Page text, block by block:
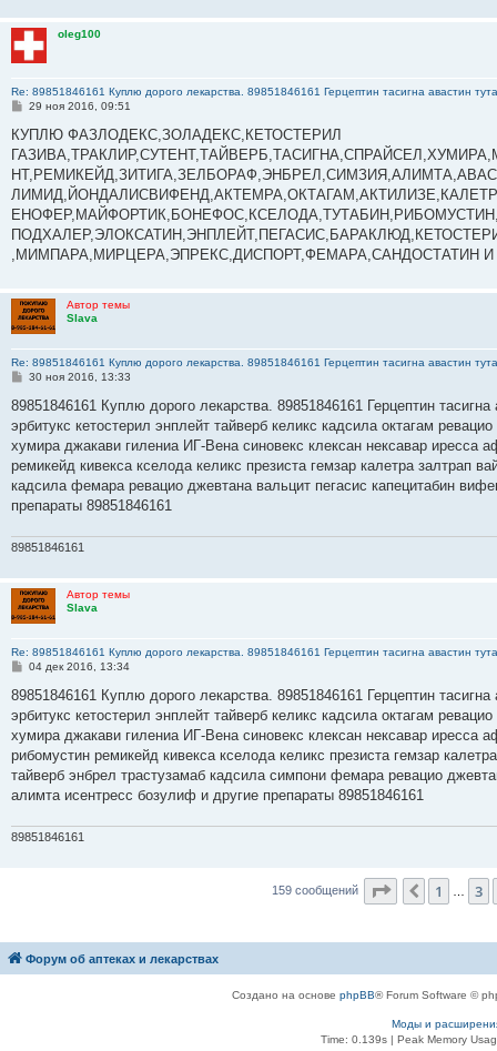
oleg100
Re: 89851846161 Куплю дорого лекарства. 89851846161 Герцептин тасигна авастин
С
о
щ
е
н
и
е
29 ноя 2016, 09:51
КУПЛЮ ФАЗЛОДЕКС,ЗОЛАДЕКС,КЕТОСТЕРИЛ
,МИМПАРА,МИРЦЕРА,ЭПРЕКС,ДИСПОРТ,ФЕМАРА,САНДОСТАТИН
Автор темы
Slava
Re: 89851846161 Куплю дорого лекарства. 89851846161 Герцептин тасигна авастин
С
о
щ
е
и
е
30 ноя 2016, 13:33
89851846161 Куплю дорого лекарства. 89851846161 Герцептин
эрбитукс кетостерил энплейт тайверб келикс кадсила октагам
хумира джакави гилениа ИГ-Вена синовекс клексан нексавар иресса
ремикейд кивекса кселода келикс презиста гемзар калетра залтрап
кадсила фемара ревацио джевтана вальцит пегасис капецитабин
препараты 89851846161
89851846161
Автор темы
Slava
Re: 89851846161 Куплю дорого лекарства. 89851846161 Герцептин тасигна авастин
С
о
щ
е
и
е
04 дек 2016, 13:34
89851846161 Куплю дорого лекарства. 89851846161 Герцептин
эрбитукс кетостерил энплейт тайверб келикс кадсила октагам
хумира джакави гилениа ИГ-Вена синовекс клексан нексавар иресса
рибомустин ремикейд кивекса кселода келикс презиста гемзар
тайверб энбрел трастузамаб кадсила симпони фемара ревацио
алимта исентресс бозулиф и другие препараты 89851846161
89851846161
159 сообщений Страница
Пред.
1 3
Форум об аптеках и лекарствах
Создано на основе phpBB® Forum Software ©
Моды и
Time: 0.139s| Peak Memory